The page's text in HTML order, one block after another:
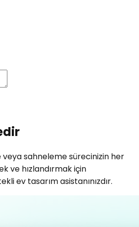
veya sahneleme sürecinizin her
ve hızlandırmak için
ev tasarım asistanınızdır.